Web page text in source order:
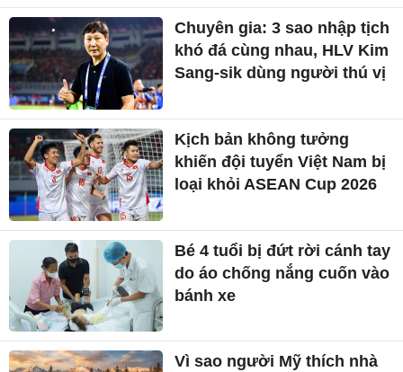
Chuyên gia: 3 sao nhập tịch
khó đá cùng nhau, HLV Kim
Sang-sik dùng người thú vị
Kịch bản không tưởng
khiến đội tuyển Việt Nam bị
loại khỏi ASEAN Cup 2026
Bé 4 tuổi bị đứt rời cánh tay
do áo chống nắng cuốn vào
bánh xe
Vì sao người Mỹ thích nhà